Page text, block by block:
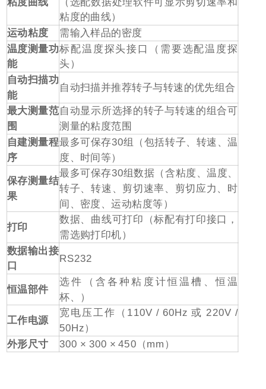
粘度的曲线）
运动粘度
需输入样品的密度
温度测量功
能
标配温度探头接口（需要选配温度探
头）
自动扫描功
能
自动扫描并推荐转子与转速的优先组合
最大测量范
围
自动显示所选择的转子与转速的组合可
测量的粘度范围
自建测量程
序
最多可保存30组（包括转子、转速、温
度、时间等）
保存测量结
果
最多可保存30组数据（含粘度、温度、
转子、转速、剪切速率、剪切应力、时
间、密度、运动粘度等）
打印
数据、曲线可打印（标配有打印接口，
需选购打印机）
数据输出接
口
RS232
恒温部件
选件（含各种粘度计恒温槽、恒温
杯、）
工作电源
宽电压工作（ 110V / 60Hz或 220V /
50Hz ）
外形尺寸
300 × 300 × 450 （mm ）